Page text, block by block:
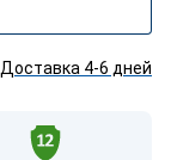
Доставка 4-6 дней